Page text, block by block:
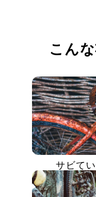
こん
サビて